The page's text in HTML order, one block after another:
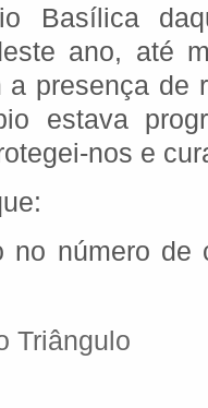
Basílica
ano, até
presença de
estava
nos e
no número de
Triângulo